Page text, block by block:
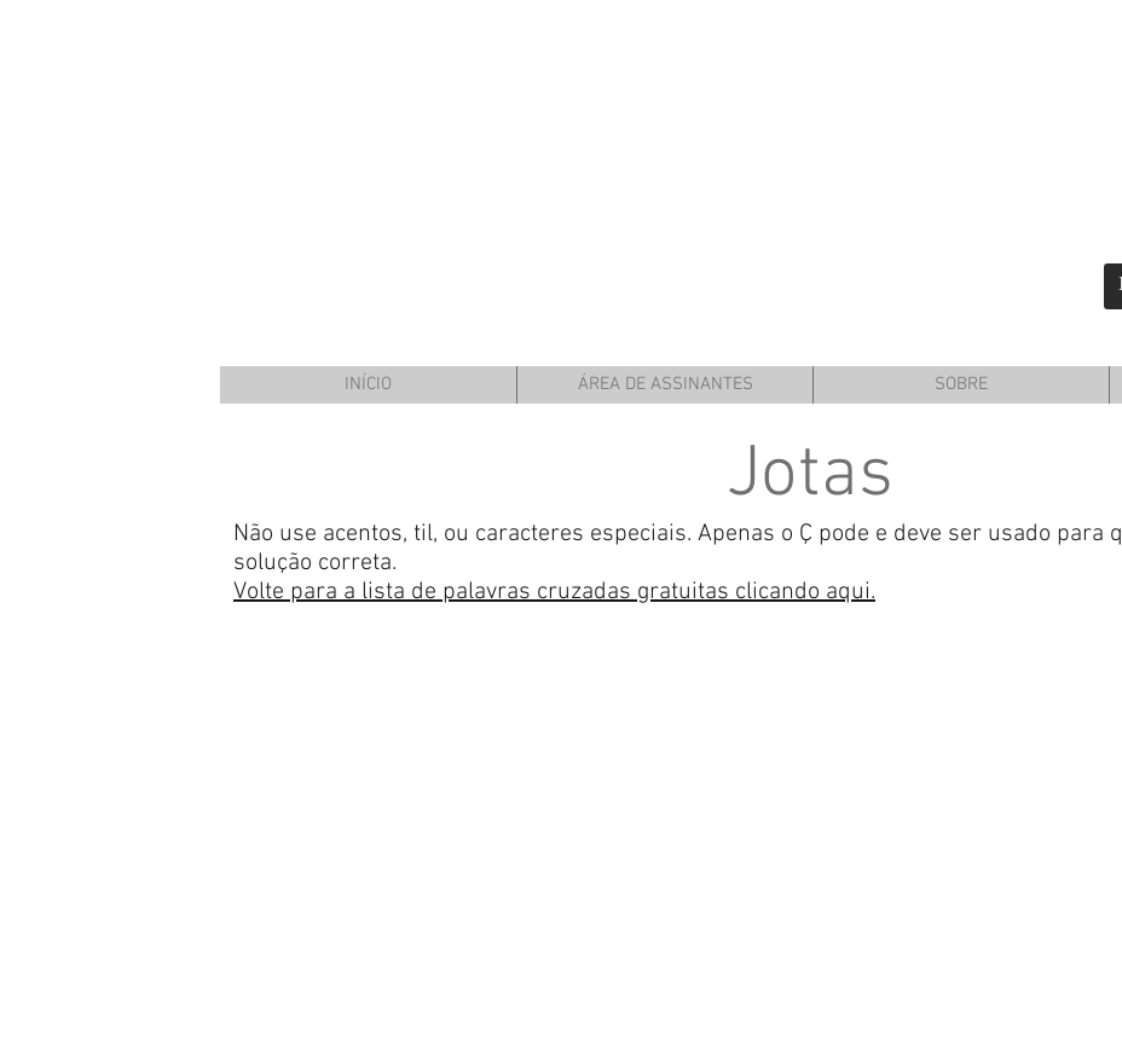
INÍCIO ÁREA DE ASSINANTES SOBRE
Jotas
Não use acentos, til, ou caracteres especiais. Apenas o Ç pode e deve ser usado para
solução correta.
Volte para a lista de palavras cruzadas gratuitas clicando aqui.